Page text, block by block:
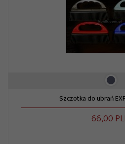
Szczotka do ubrań
66,00